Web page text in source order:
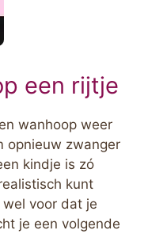
een rijtje
wanhoop weer
opnieuw zwanger
kindje is zó
kunt
voor dat je
je een volgende